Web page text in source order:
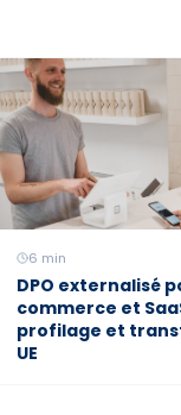
6 min
DPO externalisé
commerce et
profilage et
UE